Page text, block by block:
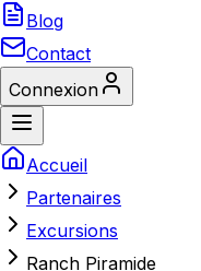
Blog
Contact
Connexion
Accueil
Partenaires
Excursions
Ranch Piramide